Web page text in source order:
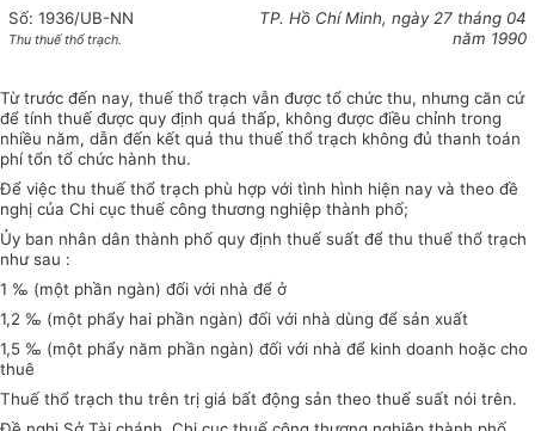
Số: 1936/UB-NN
Thu thuế thổ trạch.
TP. Hồ Chí Minh, ngày 27 tháng 04
năm 1990
Từ trước đến nay, thuế thổ trạch vẫn được tổ chức thu, nhưng căn cứ
để tính thuế được quy định quá thấp, không được điều chỉnh trong
nhiều năm, dẫn đến kết quả thu thuế thổ trạch không đủ thanh toán
phí tổn tổ chức hành thu.
Để việc thu thuế thổ trạch phù hợp với tình hình hiện nay và theo đề
nghị của Chi cục thuế công thương nghiệp thành phố;
Ủy ban nhân dân thành phố quy định thuế suất để thu thuế thổ trạch
như sau :
1 ‰ (một phần ngàn) đối với nhà để ở
1,2 ‰ (một phẩy hai phần ngàn) đối với nhà dùng để sản xuất
1,5 ‰ (một phẩy năm phần ngàn) đối với nhà để kinh doanh hoặc cho
thuê
Thuế thổ trạch thu trên trị giá bất động sản theo thuế suất nói trên.